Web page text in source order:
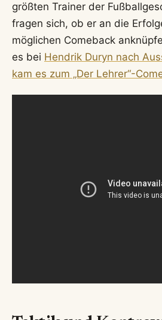
größten Trainer der
fragen sich, ob er an die
möglichen Comeback
es bei Hendrik Duryn nach
kam es zum „Der Lehrer“-